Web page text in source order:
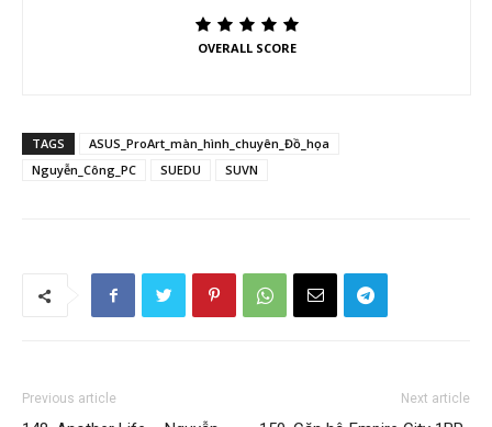
OVERALL SCORE
TAGS
ASUS_ProArt_màn_hình_chuyên_Đồ_họa
Nguyễn_Công_PC
SUEDU SUVN
Previous article Next article